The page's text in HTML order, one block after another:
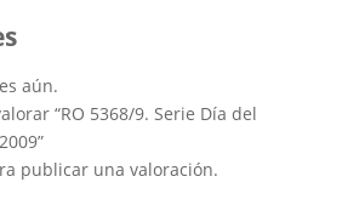
aún.
“RO 5368/9. Serie Día del
publicar una valoración.